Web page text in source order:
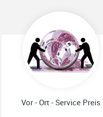
Vor - Ort - Service Preis